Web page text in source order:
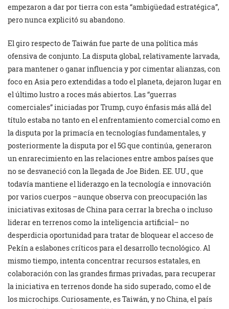
empezaron a dar por tierra con esta “ambigüedad estratégica”,
pero nunca explicitó su abandono.
El giro respecto de Taiwán fue parte de una política más
ofensiva de conjunto. La disputa global, relativamente larvada,
para mantener o ganar influencia y por cimentar alianzas, con
foco en Asia pero extendidas a todo el planeta, dejaron lugar en
el último lustro a roces más abiertos. Las “guerras
comerciales” iniciadas por Trump, cuyo énfasis más allá del
título estaba no tanto en el enfrentamiento comercial como en
la disputa por la primacía en tecnologías fundamentales, y
posteriormente la disputa por el 5G que continúa, generaron
un enrarecimiento en las relaciones entre ambos países que
no se desvaneció con la llegada de Joe Biden. EE. UU., que
todavía mantiene el liderazgo en la tecnología e innovación
por varios cuerpos –aunque observa con preocupación las
iniciativas exitosas de China para cerrar la brecha o incluso
liderar en terrenos como la inteligencia artificial– no
desperdicia oportunidad para tratar de bloquear el acceso de
Pekín a eslabones críticos para el desarrollo tecnológico. Al
mismo tiempo, intenta concentrar recursos estatales, en
colaboración con las grandes firmas privadas, para recuperar
la iniciativa en terrenos donde ha sido superado, como el de
los microchips. Curiosamente, es Taiwán, y no China, el país